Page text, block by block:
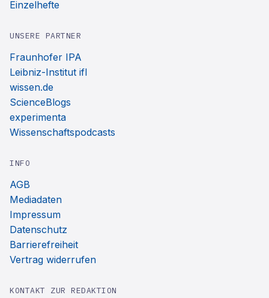
Einzelhefte
UNSERE PARTNER
Fraunhofer IPA
Leibniz-Institut ifl
wissen.de
ScienceBlogs
experimenta
Wissenschaftspodcasts
INFO
AGB
Mediadaten
Impressum
Datenschutz
Barrierefreiheit
Vertrag widerrufen
KONTAKT ZUR REDAKTION